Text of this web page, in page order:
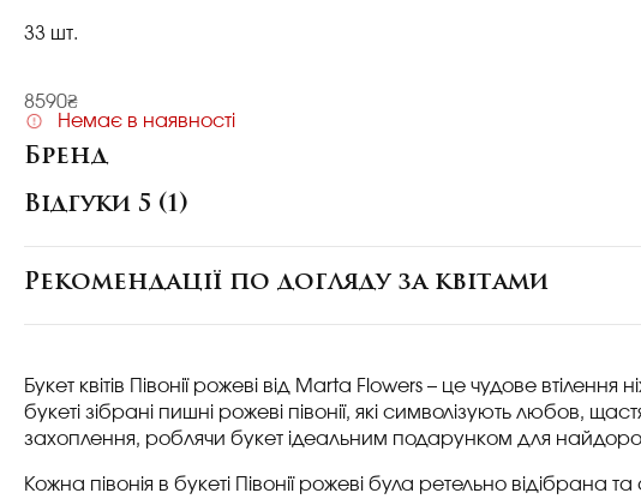
33 шт.
8590₴
Немає в наявності
Бренд
Відгуки 5 (1)
Рекомендації по догляду за квітами
Букет квітів Півонії рожеві від Marta Flowers – це чудове
букеті зібрані пишні рожеві півонії, які символізують любов,
захоплення, роблячи букет ідеальним подарунком для
Кожна півонія в букеті Півонії рожеві була ретельно